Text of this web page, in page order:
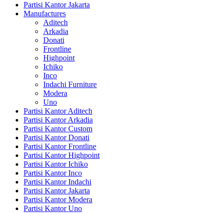
Partisi Kantor Jakarta
Manufactures
Aditech
Arkadia
Donati
Frontline
Highpoint
Ichiko
Inco
Indachi Furniture
Modera
Uno
Partisi Kantor Aditech
Partisi Kantor Arkadia
Partisi Kantor Custom
Partisi Kantor Donati
Partisi Kantor Frontline
Partisi Kantor Highpoint
Partisi Kantor Ichiko
Partisi Kantor Inco
Partisi Kantor Indachi
Partisi Kantor Jakarta
Partisi Kantor Modera
Partisi Kantor Uno